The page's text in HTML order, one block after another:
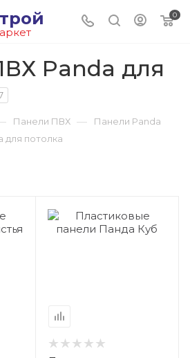
0
Panda для
Панели ПВХ — Панели Panda
для потолка